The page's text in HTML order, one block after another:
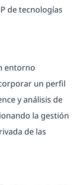
de tecnologías
entorno
un perfil
y análisis de
la gestión
de las